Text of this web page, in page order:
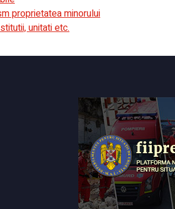
proprietatea minorului
unitati etc.